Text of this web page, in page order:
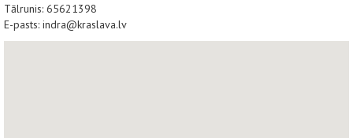
Tālrunis: 65621398
E-pasts: indra@kraslava.lv